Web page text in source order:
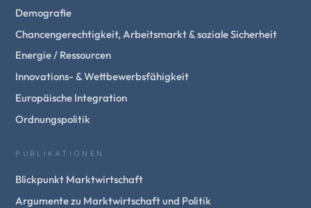
Demografie
Chancengerechtigkeit, Arbeitsmarkt & soziale Sicherheit
Energie / Ressourcen
Innovations- & Wettbewerbsfähigkeit
Europäische Integration
Ordnungspolitik
PUBLIKATIONEN
Blickpunkt Marktwirtschaft
Argumente zu Marktwirtschaft und Politik